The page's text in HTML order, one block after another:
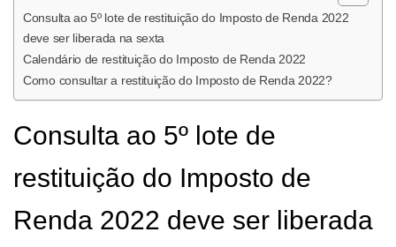
E
Ã
Consulta ao 5º lote de restituição do Imposto de Renda 2022
deve ser liberada na sexta
Calendário de restituição do Imposto de Renda 2022
Como consultar a restituição do Imposto de Renda 2022?
Consulta ao 5º lote de
restituição do Imposto de
Renda 2022 deve ser liberada